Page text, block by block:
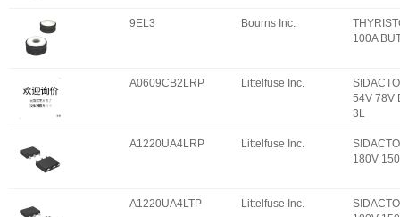
9EL3 Bourns Inc.
100A
A0609CB2LRP Littelfuse Inc.
54V 78V
3L
A1220UA4LRP Littelfuse Inc.
180V
A1220UA4LTP Littelfuse Inc.